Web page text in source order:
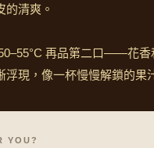
的清爽。
再品第二口——花香
浮現，像一杯慢慢解鎖的果
YOU?